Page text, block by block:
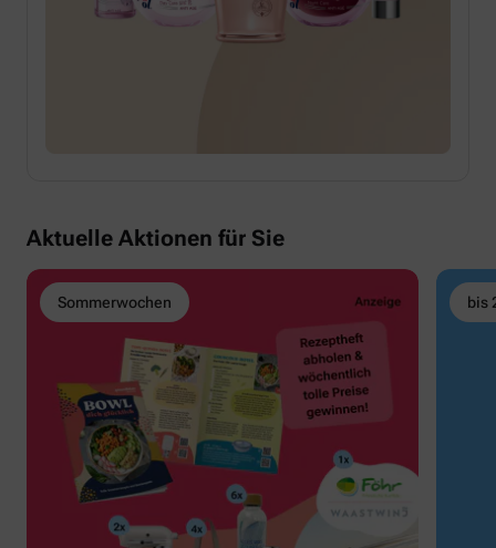
Aktuelle Aktionen für Sie
Sommerwochen bis